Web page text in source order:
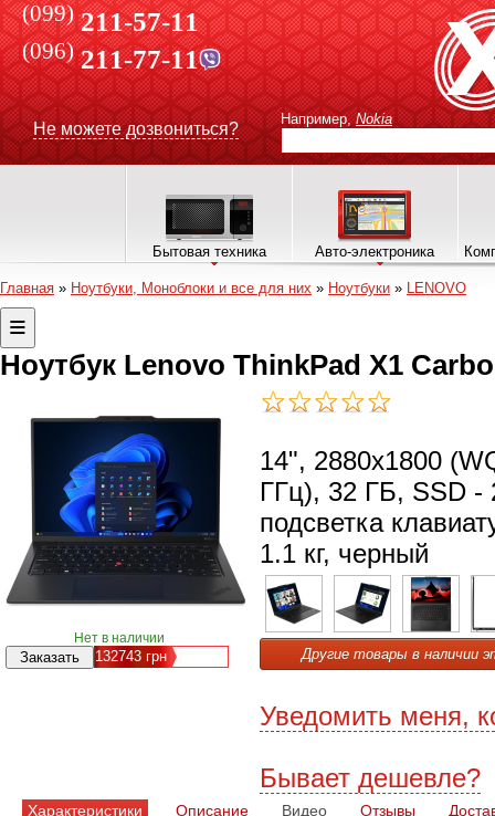
(099) 211-57-11
(096)211-77-11
Не можете дозвониться?
Например, Nokia
Бытовая техника Авто-электроника
Главная » Ноутбуки, Моноблоки и все для них » Ноутбуки » LENOVO
Ноутбук Lenovo ThinkPad X1
Нет в наличии
132743 грн
14", 2880x1800
ГГц), 32 ГБ, SSD -
подсветка
1.1 кг, черный
Другие товары в наличии
Уведомить меня,
Бывает дешевле?
Характеристики Описание Видео Отзывы